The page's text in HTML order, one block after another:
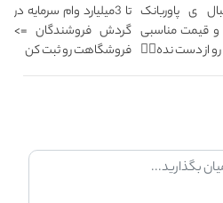
ی پاوربانک
و قیمت مناسبی
از دست نده👌🏻
تا 3میلیارد وام سرمایه در
گردش فروشندگان =>
فروشگاهت رو ثبت کن